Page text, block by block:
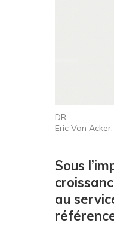
DR
Eric Van
Sous
au